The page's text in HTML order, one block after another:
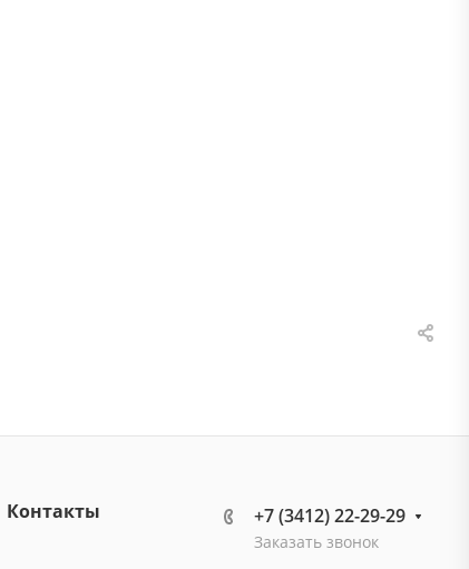
Контакты +7 (3412) 22-29-29
Заказать звонок